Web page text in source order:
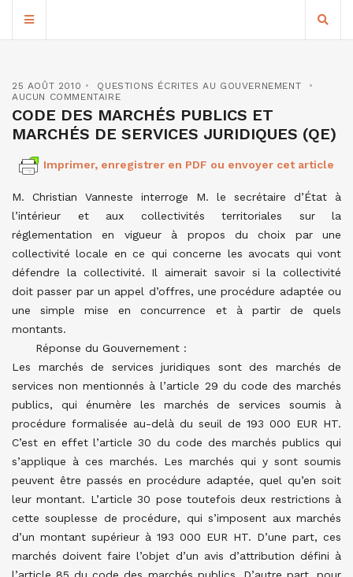
25 AOÛT 2010
QUESTIONS ÉCRITES AU GOUVERNEMENT
AUCUN COMMENTAIRE
CODE DES MARCHÉS PUBLICS ET
MARCHÉS DE SERVICES JURIDIQUES (QE)
Imprimer, enregistrer en PDF ou envoyer cet article
M. Christian Vanneste interroge M. le secrétaire d’État à
l’intérieur et aux collectivités territoriales sur la
réglementation en vigueur à propos du choix par une
collectivité locale en ce qui concerne les avocats qui vont
défendre la collectivité. Il aimerait savoir si la collectivité
doit passer par un appel d’offres, une procédure adaptée ou
une simple mise en concurrence et à partir de quels
montants.
Réponse du Gouvernement :
Les marchés de services juridiques sont des marchés de
services non mentionnés à l’article 29 du code des marchés
publics, qui énumère les marchés de services soumis à
procédure formalisée au-delà du seuil de 193 000 EUR HT.
C’est en effet l’article 30 du code des marchés publics qui
s’applique à ces marchés. Les marchés qui y sont soumis
peuvent être passés en procédure adaptée, quel qu’en soit
leur montant. L’article 30 pose toutefois deux restrictions à
cette souplesse de procédure, qui s’imposent aux marchés
d’un montant supérieur à 193 000 EUR HT. D’une part, ces
marchés doivent faire l’objet d’un avis d’attribution défini à